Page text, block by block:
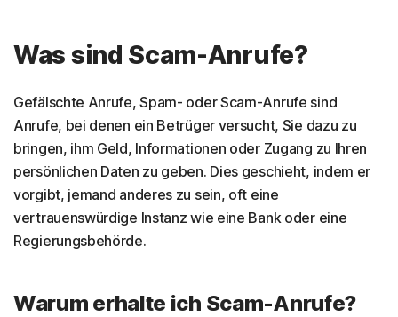
Was sind Scam-Anrufe?
Gefälschte Anrufe, Spam- oder Scam-Anrufe sind
Anrufe, bei denen ein Betrüger versucht, Sie dazu zu
bringen, ihm Geld, Informationen oder Zugang zu Ihren
persönlichen Daten zu geben. Dies geschieht, indem er
vorgibt, jemand anderes zu sein, oft eine
vertrauenswürdige Instanz wie eine Bank oder eine
Regierungsbehörde.
Warum erhalte ich Scam-Anrufe?